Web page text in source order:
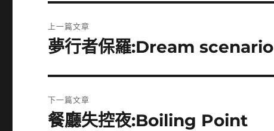
章
上一篇文章
上
篇
文
章:
夢行者保羅:Dream scenario
下一篇文章
下
餐廳失控夜:Boiling Point